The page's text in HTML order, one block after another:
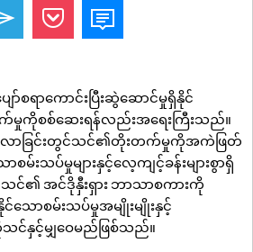
ော်စရာကောင်းပြီးဆွဲဆောင်မှုရှိနိုင်
ကိုစစ်ဆေးရန်လည်းအရေးကြီးသည်။
ာခြင်းတွင်သင်၏တိုးတက်မှုကိုအကဲဖြတ်
သပ်မှုများနှင့်လေ့ကျင့်ခန်းများစွာရှိ
င်၏ အင်ဒိုနှီးရှား ဘာသာစကားကို
ောစမ်းသပ်မှုအမျိုးမျိုးနှင့်
သင်နှင့်မျှဝေမည်ဖြစ်သည်။